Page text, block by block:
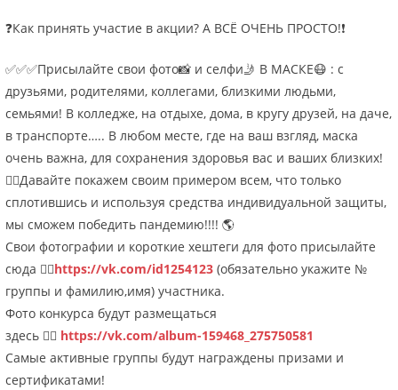
❓Как принять участие в акции? А ВСЁ ОЧЕНЬ ПРОСТО!❗
✅✅✅Присылайте свои фото📸 и селфи🤳 В МАСКЕ😷 : с
друзьями, родителями, коллегами, близкими людьми,
семьями! В колледже, на отдыхе, дома, в кругу друзей, на даче,
в транспорте….. В любом месте, где на ваш взгляд, маска
очень важна, для сохранения здоровья вас и ваших близких!
👍🏻Давайте покажем своим примером всем, что только
сплотившись и используя средства индивидуальной защиты,
мы сможем победить пандемию!!!! 🌎
Свои фотографии и короткие хештеги для фото присылайте
сюда 👉🏻https://vk.com/id1254123 (обязательно укажите №
группы и фамилию,имя) участника.
Фото конкурса будут размещаться
здесь 👉🏻 https://vk.com/album-159468_275750581
Самые активные группы будут награждены призами и
сертификатами!